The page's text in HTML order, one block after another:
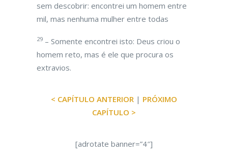
sem descobrir: encontrei um homem entre
mil, mas nenhuma mulher entre todas
29 – Somente encontrei isto: Deus criou o
homem reto, mas é ele que procura os
extravios.
< CAPÍTULO ANTERIOR | PRÓXIMO
CAPÍTULO >
[adrotate banner=”4″]